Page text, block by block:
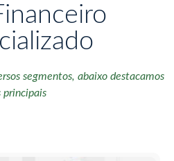
segmentos, abaixo destacamos
principais